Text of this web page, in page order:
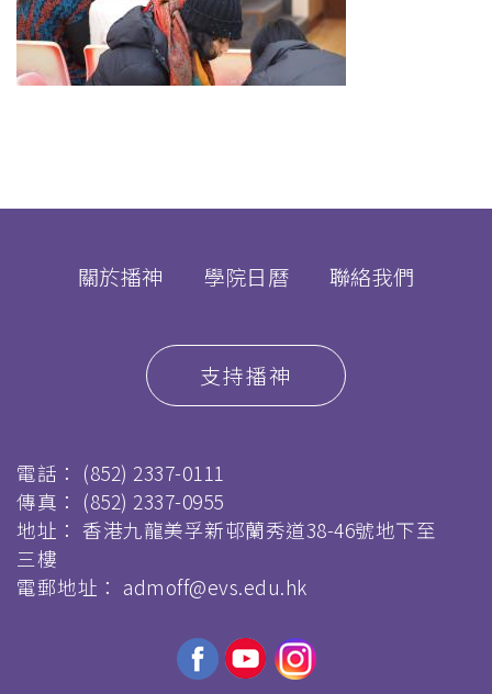
關於播神 學院日曆 聯絡我們
支持播神
電話： (852) 2337-0111
傳真： (852) 2337-0955
地址： 香港九龍美孚新邨蘭秀道38-46號地下至
三樓
電郵地址： admoff@evs.edu.hk